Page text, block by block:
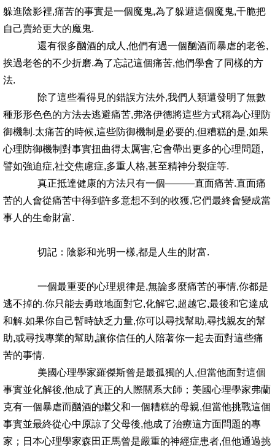
躲進陰影裡,痛苦的事實是一個魔鬼,為了躲避這個魔鬼,干脆把
自己賣給更大的魔鬼.
還有很多酗酒的成人,他們有過一個酗酒而暴虐的老爸,
挨過老爸的不少折磨.為了忘記這個痛苦,他們學會了同樣的方
法.
除了這些看得見的錯誤方法外,我們人類還發明了無數
種形形色色的方法去逃避痛苦,弗洛伊德將這些方式稱為心理防
御機制.太痛苦的時候,這些防御機制是必要的,但糟糕的是,如果
心理防御機制對事實扭曲得太厲害,它會帶出更多的心理問題,
譬如強迫症,社交焦慮症,多重人格,甚至精神分裂症等.
真正抵達健康的方法只有一個———直面痛苦.直面痛
苦的人會從痛苦中得到許多意想不到的收獲,它們最終會變成當
事人的生命財富.
切記：陰影和光明一樣,都是人生的財富.
一個最重要的心理規律是,無論多麼痛苦的事情,你都是
逃不掉的.你只能去勇敢地面對它,化解它,超越它,最後和它達成
和解.如果你自己暫時缺乏力量,你可以尋找幫助,尋找親友的幫
助,或尋找專業的幫助,讓你信任的人陪著你一起去面對這些痛
苦的事情.
美國心理學家羅傑斯曾是最孤獨的人,但當他面對這個
事實並化解後,他成了真正的人際關系大師；美國心理學家弗蘭
克有一個暴虐而酗酒的繼父和一個糟糕的母親,但當他挑戰這個
事實並最終從心中原諒了父母後,他成了治療這方面問題的專
家；日本心理學家森田正馬曾是嚴重的神經症患者,但他通過挑